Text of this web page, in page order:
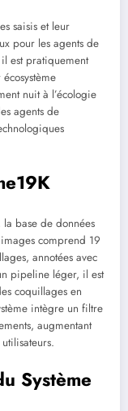
saisis et leur
pour les agents de
est pratiquement
nuit à l’écologie
agents de
base de données
comprend 19
annotées avec
pipeline léger, il est
coquillages en
intègre un filtre
augmentant
Système